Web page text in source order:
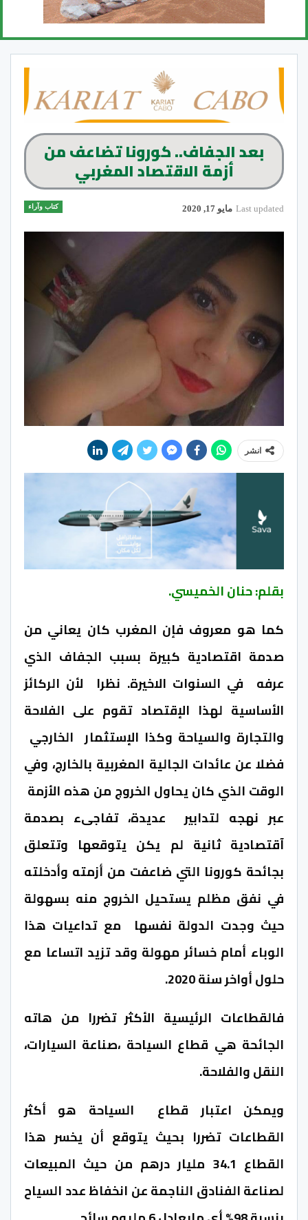
بعد الجفاف.. كورونا تضاعف من
أزمة الاقتصاد المغربي
كتاب وآراء Last updated مايو 17, 2020
انشر
بقلم: حنان الخميسي.
كما هو معروف فإن المغرب كان يعاني من
صدمة اقتصادية كبيرة بسبب الجفاف الذي
عرفه في السنوات الاخيرة. نظرا لأن الركائز
الأساسية لهذا الإقتصاد تقوم على الفلاحة
والتجارة والسياحة وكذا الإستثمار الخارجي
فضلا عن عائدات الجالية المغربية بالخارج، وفي
الوقت الذي كان يحاول الخروج من هذه الأزمة
عبر نهجه لتدابير عديدة، تفاجىء بصدمة
آقتصادية ثانية لم يكن يتوقعها وتتعلق
بجائحة كورونا التي ضاعفت من أزمته وأدخلته
في نفق مظلم يستحيل الخروج منه بسهولة
حيث وجدت الدولة نفسها مع تداعيات هذا
الوباء أمام خسائر مهولة وقد تزيد اتساعا مع
حلول أواخر سنة 2020.
فالقطاعات الرئيسية الأكثر تضررا من هاته
الجائحة هي قطاع السياحة ،صناعة السيارات،
النقل والفلاحة.
ويمكن اعتبار قطاع السياحة هو أكثر
القطاعات تضررا بحيث يتوقع أن يخسر هذا
القطاع 34.1 مليار درهم من حيث المبيعات
لصناعة الفنادق الناجمة عن انخفاظ عدد السياح